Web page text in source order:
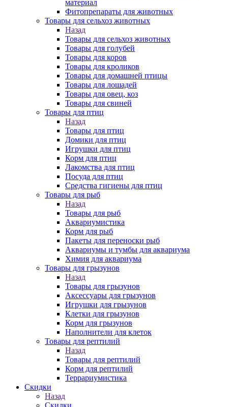
материал
Фитопрепараты для животных
Товары для сельхоз животных
Назад
Товары для сельхоз животных
Товары для голубей
Товары для коров
Товары для кроликов
Товары для домашней птицы
Товары для лошадей
Товары для овец, коз
Товары для свиней
Товары для птиц
Назад
Товары для птиц
Домики для птиц
Игрушки для птиц
Корм для птиц
Лакомства для птиц
Посуда для птиц
Средства гигиены для птиц
Товары для рыб
Назад
Товары для рыб
Аквариумистика
Корм для рыб
Пакеты для переноски рыб
Аквариумы и тумбы для аквариума
Химия для аквариума
Товары для грызунов
Назад
Товары для грызунов
Аксессуары для грызунов
Игрушки для грызунов
Клетки для грызунов
Корм для грызунов
Наполнители для клеток
Товары для рептилий
Назад
Товары для рептилий
Корм для рептилий
Террариумистика
Скидки
Назад
Скидки